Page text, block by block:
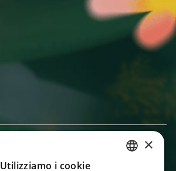
×
Utilizziamo i cookie